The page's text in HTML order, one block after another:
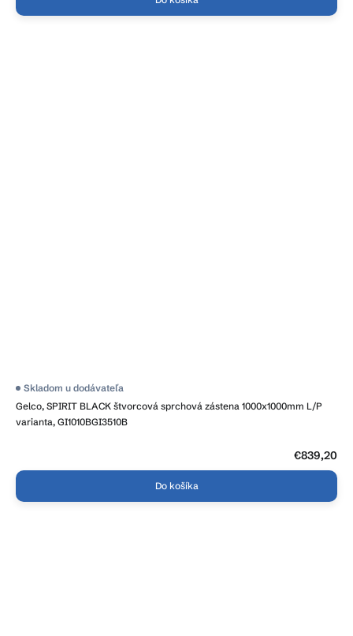
Gelco, SPIRIT BLACK štvorcová sprchová zástena 1000x1000mm L/P
varianta, GI1010BGI3510B
Skladom u dodávateľa
€839,20
Do košíka